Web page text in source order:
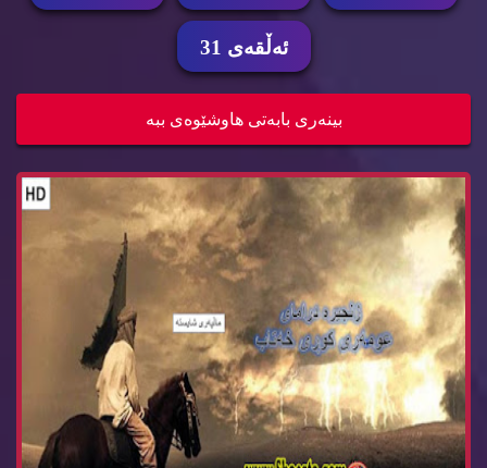
ئه‌ڵقه‌ی 31
بینه‌ری بابه‌تی هاوشێوه‌ی ببه‌
عومه ری كوری خه تاب ئه‌ڵقه‌ی 25
عومه ری كوری خه تاب ئه‌ڵقه‌ی 24